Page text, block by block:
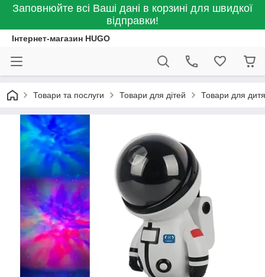
Заповнюйте всі Ваші дані в корзині для швидкої
відправки!
Інтернет-магазин HUGO
Товари та послуги Товари для дітей Товари для